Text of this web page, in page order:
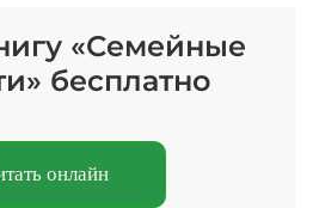
«Семейные
бесплатно
онлайн